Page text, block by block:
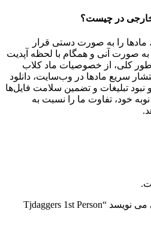
خارجی در چیست؟
را به صورت دستی قرار
صورت آنی و همگام با لحظه آپدیت
کلی، از خصوصیات ماد کلاب
سریع مادها در وب‌سایت، دانلود
نبود تبلیغات و تضمین سلامت فایل‌ها
خود، تفاوت ما را نسبت به
اولین کسی باشید که دیدگاهی می نویسد “Tjdaggers 1st Person